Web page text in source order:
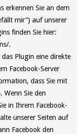
erkennen Sie an dem
mir”) auf unserer
finden Sie hier:
.
das Plugin eine direkte
Facebook-Server
dass Sie mit
Wenn Sie den
in Ihrem Facebook-
unserer Seiten auf
Facebook den